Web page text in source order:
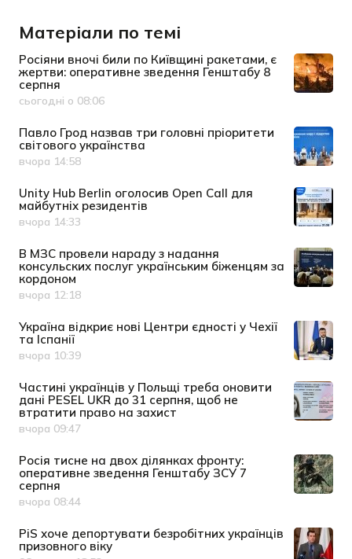
Матеріали по темі
Росіяни вночі били по Київщині ракетами, є
жертви: оперативне зведення Генштабу 8
серпня
Дата публікації
сьогодні о 08:06
Павло Грод назвав три головні пріоритети
світового українства
Дата публікації
вчора 14:58
Unity Hub Berlin оголосив Open Call для
майбутніх резидентів
Дата публікації
вчора 14:33
В МЗС провели нараду з надання
консульских послуг українським біженцям за
кордоном
Дата публікації
вчора 12:18
Україна відкриє нові Центри єдності у Чехії
та Іспанії
Дата публікації
вчора 10:39
Частині українців у Польщі треба оновити
дані PESEL UKR до 31 серпня, щоб не
втратити право на захист
Дата публікації
вчора 09:47
Росія тисне на двох ділянках фронту:
оперативне зведення Генштабу ЗСУ 7
серпня
Дата публікації
вчора 08:44
PiS хоче депортувати безробітних українців
призовного віку